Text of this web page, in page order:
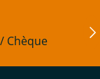
Chèque